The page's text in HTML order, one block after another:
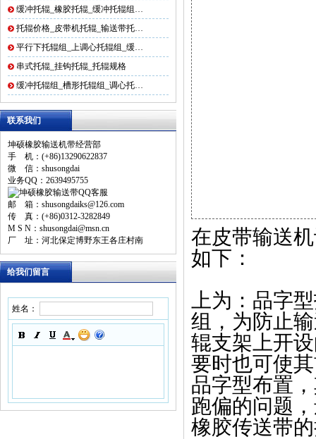
缓冲托辊_橡胶托辊_缓冲托辊组…
托辊价格_皮带机托辊_输送带托…
平行下托辊组_上调心托辊组_缓…
串式托辊_挂钩托辊_托辊规格
缓冲托辊组_槽形托辊组_调心托…
联系我们
坤硕橡胶输送机带经营部
手 机：(+86)13290622837
微 信：shusongdai
业务QQ：2639495755
邮 箱：shusongdaiks@126.com
传 真：(+86)0312-3282849
M S N：shusongdai@msn.cn
厂 址：河北保定博野东王各庄村南
给我们留言
姓名：
在皮带输送
如下：
上为：品字
组，为防止
辊支架上开
要时也可使
品字型布置
跑偏的问题
橡胶传送带